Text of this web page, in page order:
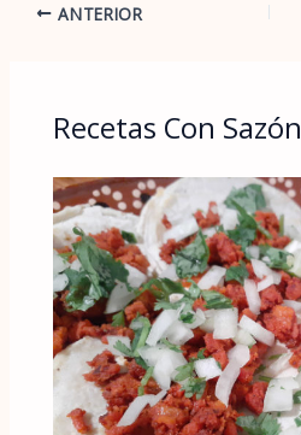
ANTERIOR
Recetas Con Sazón